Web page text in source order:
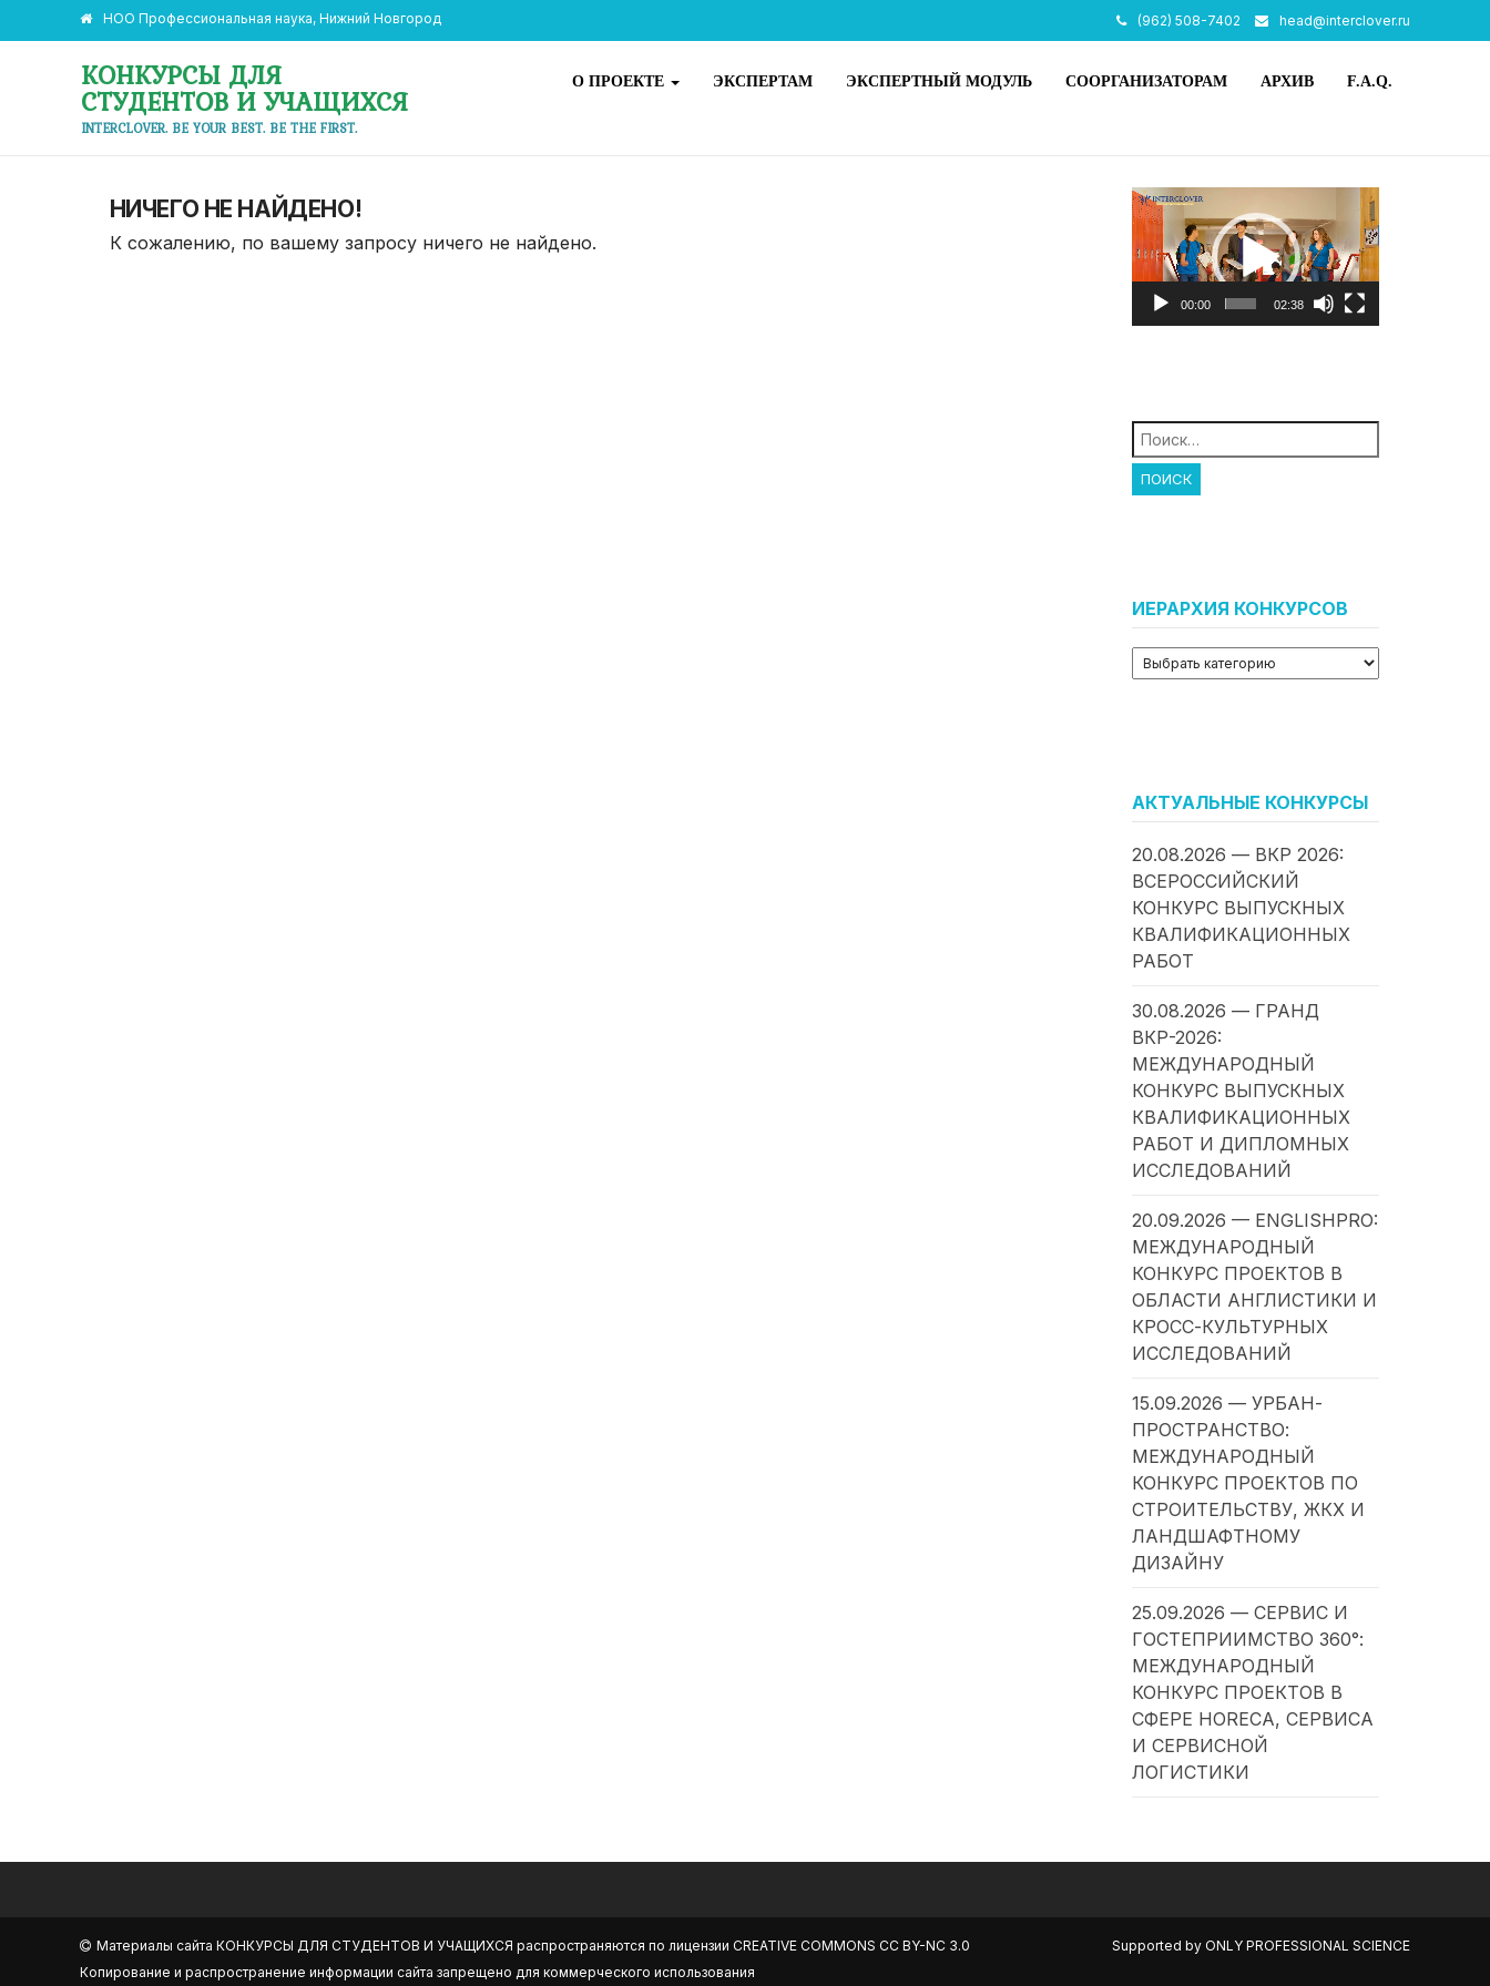
НОО Профессиональная наука, Нижний Новгород (962) 508-7402 head@interclover.ru
КОНКУРСЫ ДЛЯ
СТУДЕНТОВ И УЧАЩИХСЯ
INTERCLOVER. BE YOUR BEST. BE THE FIRST.
О ПРОЕКТЕ ЭКСПЕРТАМ ЭКСПЕРТНЫЙ МОДУЛЬ СООРГАНИЗАТОРАМ АРХИВ F.A.Q.
НИЧЕГО НЕ НАЙДЕНО!
К сожалению, по вашему запросу ничего не найдено.
Видеоплеер
00:00 02:38
Найти:
ИЕРАРХИЯ КОНКУРСОВ
АКТУАЛЬНЫЕ КОНКУРСЫ
20.08.2026 — ВКР 2026:
ВСЕРОССИЙСКИЙ
КОНКУРС ВЫПУСКНЫХ
КВАЛИФИКАЦИОННЫХ
РАБОТ
30.08.2026 — ГРАНД
ВКР-2026:
МЕЖДУНАРОДНЫЙ
КОНКУРС ВЫПУСКНЫХ
КВАЛИФИКАЦИОННЫХ
РАБОТ И ДИПЛОМНЫХ
ИССЛЕДОВАНИЙ
20.09.2026 — ENGLISHPRO:
МЕЖДУНАРОДНЫЙ
КОНКУРС ПРОЕКТОВ В
ОБЛАСТИ АНГЛИСТИКИ И
КРОСС-КУЛЬТУРНЫХ
ИССЛЕДОВАНИЙ
15.09.2026 — УРБАН-
ПРОСТРАНСТВО:
МЕЖДУНАРОДНЫЙ
КОНКУРС ПРОЕКТОВ ПО
СТРОИТЕЛЬСТВУ, ЖКХ И
ЛАНДШАФТНОМУ
ДИЗАЙНУ
25.09.2026 — СЕРВИС И
ГОСТЕПРИИМСТВО 360°:
МЕЖДУНАРОДНЫЙ
КОНКУРС ПРОЕКТОВ В
СФЕРЕ HORECA, СЕРВИСА
И СЕРВИСНОЙ
ЛОГИСТИКИ
Материалы сайта КОНКУРСЫ ДЛЯ СТУДЕНТОВ И УЧАЩИХСЯ распространяются по лицензии CREATIVE COMMONS CC BY-NC 3.0
Копирование и распространение информации сайта запрещено для коммерческого использования
Supported by ONLY PROFESSIONAL SCIENCE